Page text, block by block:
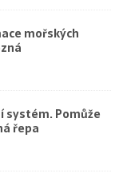
mořských
systém. Pomůže
řepa